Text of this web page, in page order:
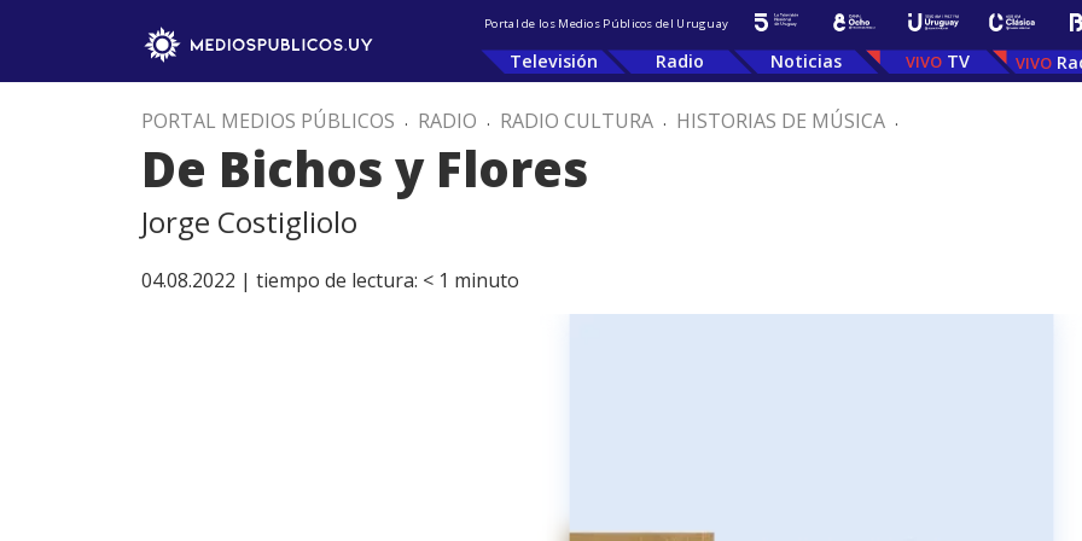
Portal de los Medios Públicos del Uruguay
Televisión Radio Noticias TV
PORTAL MEDIOS PÚBLICOS . RADIO . RADIO CULTURA . HISTORIAS DE MÚSICA .
De Bichos y Flores
Jorge Costigliolo
04.08.2022 | tiempo de lectura: < 1 minuto